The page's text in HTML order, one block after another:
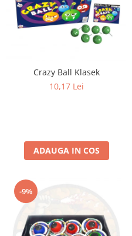
Crazy Ball Klasek
10,17 Lei
ADAUGA IN COS
-9%